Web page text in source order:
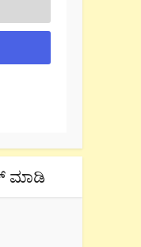
ಮಾಡಿ